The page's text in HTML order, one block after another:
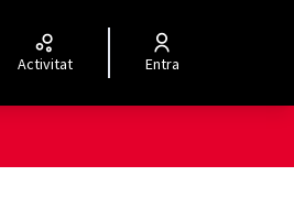
Activitat Entra